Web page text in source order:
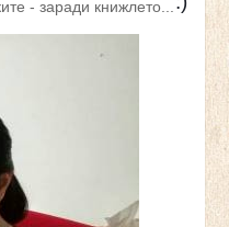
- заради книжлето...